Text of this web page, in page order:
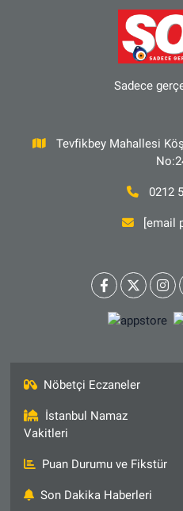
Sadece
Tevfikbey Mahallesi
0212
[email
Nöbetçi Eczaneler
İstanbul Namaz
Vakitleri
Puan Durumu ve Fikstür
Son Dakika Haberleri